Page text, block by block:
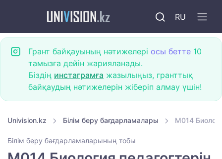
RU
Грант байқауының нәтижелері осы бетте 10
тамызға дейін жарияланады.
Біздің инстаграмға жазылыңыз, гранттық
байқаудың нәтижелерін жіберіп алмау үшін!
Univision.kz Білім беру бағдарламалары M014
Білім беру бағдарламаларының тобы